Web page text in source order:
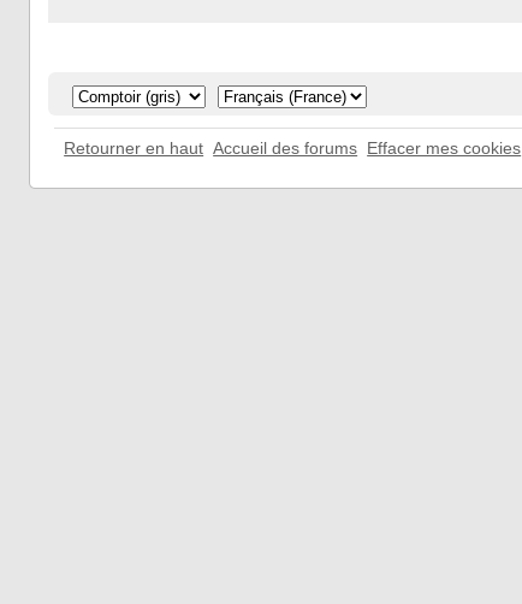
Retourner en haut Accueil des forums Effacer mes cookies